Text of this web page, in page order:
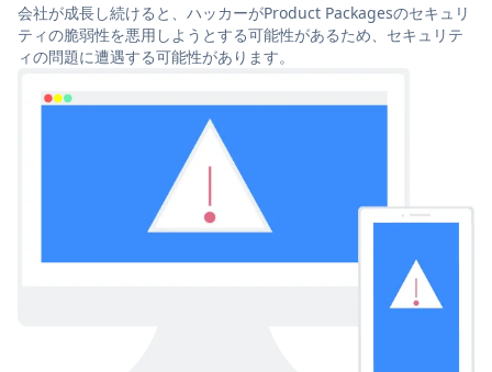
会社が成長し続けると、ハッカーがProduct Packagesのセキュリ
ティの脆弱性を悪用しようとする可能性があるため、セキュリテ
ィの問題に遭遇する可能性があります。